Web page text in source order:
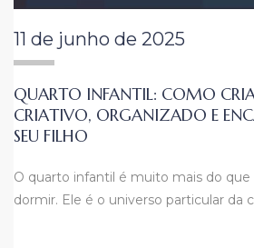
11 de junho de 2025
QUARTO INFANTIL: COMO
CRIATIVO, ORGANIZADO E
SEU FILHO
O quarto infantil é muito mais do que
dormir. Ele é o universo particular da